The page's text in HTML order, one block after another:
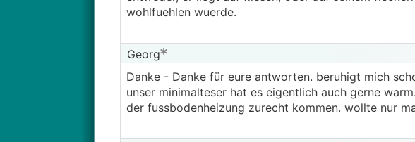
wohlfuehlen wuerde.
Georg
Danke - Danke für eure antworten. beruhigt mich
unser minimalteser hat es eigentlich auch gerne
der fussbodenheizung zurecht kommen. wollte nur